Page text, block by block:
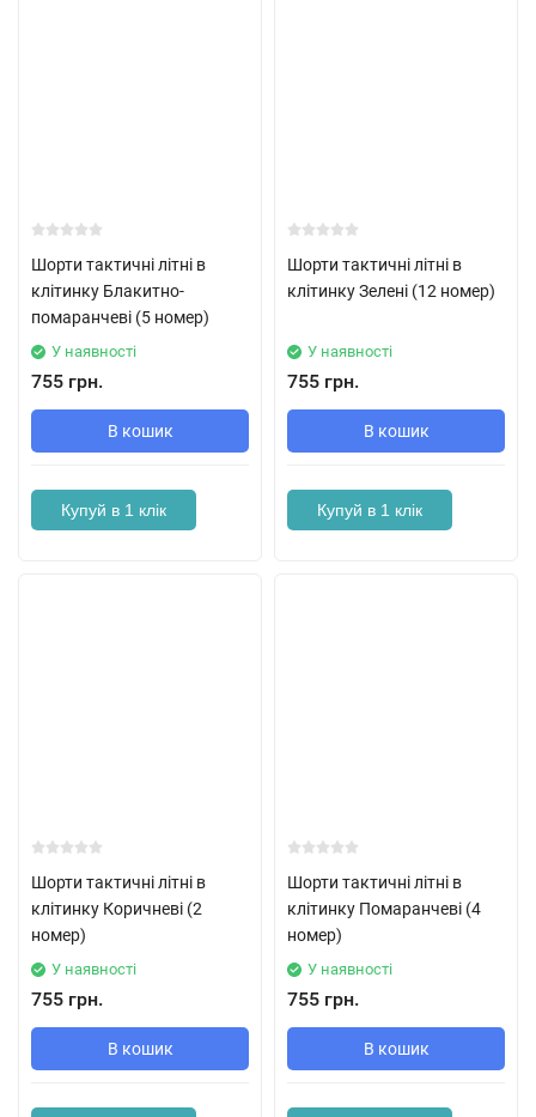
Шорти тактичні літні в
клітинку Блакитно-
помаранчеві (5 номер)
У наявності
755 грн.
В кошик
Купуй в 1 клік
Шорти тактичні літні в
клітинку Зелені (12 номер)
У наявності
755 грн.
В кошик
Купуй в 1 клік
Шорти тактичні літні в
клітинку Коричневі (2
номер)
У наявності
755 грн.
В кошик
Шорти тактичні літні в
клітинку Помаранчеві (4
номер)
У наявності
755 грн.
В кошик